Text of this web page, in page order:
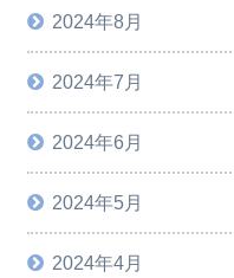
2024年8月
2024年7月
2024年6月
2024年5月
2024年4月